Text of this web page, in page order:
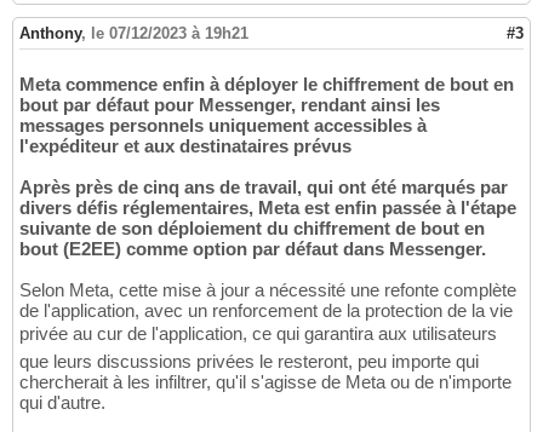
Anthony, le 07/12/2023 à 19h21 #3
Meta commence enfin à déployer le chiffrement de bout en
bout par défaut pour Messenger, rendant ainsi les
messages personnels uniquement accessibles à
l'expéditeur et aux destinataires prévus
Après près de cinq ans de travail, qui ont été marqués par
divers défis réglementaires, Meta est enfin passée à l'étape
suivante de son déploiement du chiffrement de bout en
bout (E2EE) comme option par défaut dans Messenger.
Selon Meta, cette mise à jour a nécessité une refonte complète
de l'application, avec un renforcement de la protection de la vie
privée au cur de l'application, ce qui garantira aux utilisateurs
que leurs discussions privées le resteront, peu importe qui
chercherait à les infiltrer, qu'il s'agisse de Meta ou de n'importe
qui d'autre.